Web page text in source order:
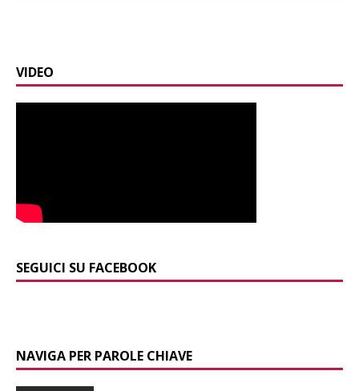
VIDEO
SEGUICI SU FACEBOOK
NAVIGA PER PAROLE CHIAVE